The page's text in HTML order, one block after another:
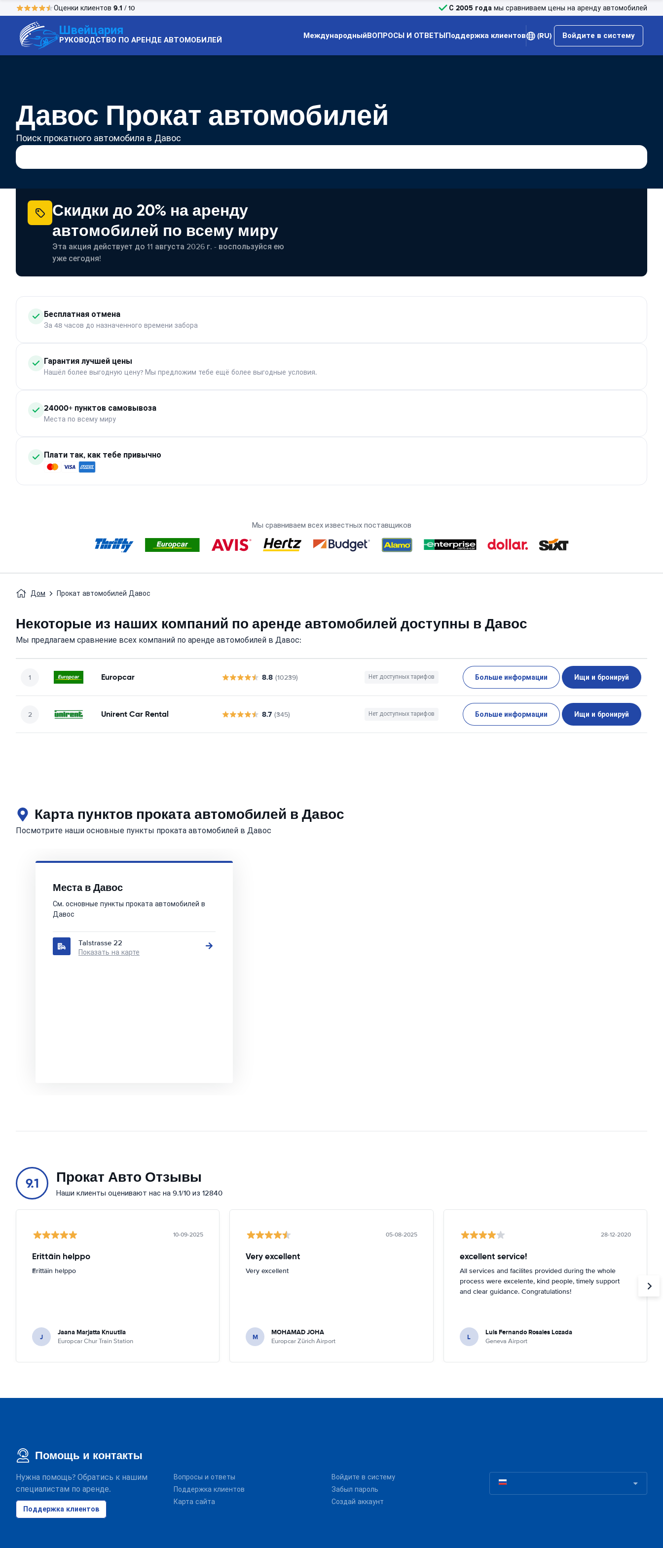
Оценки клиентов 9.1 / 10 С 2005 года мы сравниваем цены на аренду автомобилей
Швейцария
РУКОВОДСТВО ПО АРЕНДЕ АВТОМОБИЛЕЙ МеждународныйВОПРОСЫ И ОТВЕТЫПоддержка клиентов (RU) Войдите в систему
Давос Прокат автомобилей
Поиск прокатного автомобиля в Давос
Скидки до 20% на аренду
автомобилей по всему миру
Эта акция действует до 11 августа 2026 г. - воспользуйся ею
уже сегодня!
Бесплатная отмена
За 48 часов до назначенного времени забора
Гарантия лучшей цены
Нашёл более выгодную цену? Мы предложим тебе ещё более выгодные условия.
24000+ пунктов самовывоза
Места по всему миру
Плати так, как тебе привычно
Мы сравниваем всех известных поставщиков
Дом Прокат автомобилей Давос
Некоторые из наших компаний по аренде автомобилей доступны в Давос
Мы предлагаем сравнение всех компаний по аренде автомобилей в Давос:
Europcar 8.8 (10239) Нет доступных тарифов Больше информации Ищи и бронируй
Unirent Car Rental 8.7 (345) Нет доступных тарифов Больше информации Ищи и бронируй
Карта пунктов проката автомобилей в Давос
Посмотрите наши основные пункты проката автомобилей в Давос
Места в Давос
См. основные пункты проката автомобилей в
Давос
Talstrasse 22
Показать на карте
9.1 Прокат Авто Отзывы
Наши клиенты оценивают нас на 9.1/10 из 12840
10-09-2025
Erittäin helppo
Erittäin helppo
J Jaana Marjatta Knuutila
Europcar Chur Train Station
05-08-2025
Very excellent
Very excellent
M MOHAMAD JOHA
Europcar Zürich Airport
28-12-2020
excellent service!
All services and facilites provided during the whole
process were excelente, kind people, timely support
and clear guidance. Congratulations!
L Luis Fernando Rosales Lozada
Geneva Airport
Помощь и контакты
Нужна помощь? Обратись к нашим
специалистам по аренде.
Поддержка клиентов
Вопросы и ответы
Поддержка клиентов
Карта сайта
Войдите в систему
Забыл пароль
Создай аккаунт